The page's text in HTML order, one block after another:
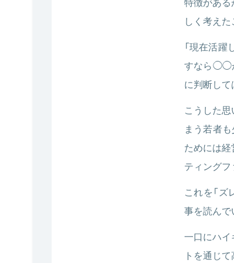
しく考え
「現在活
すなら◯◯
に判断して
こうした
まう若者
ためには
ティングフ
これを「
事を読んで
一口にハ
トを通じ